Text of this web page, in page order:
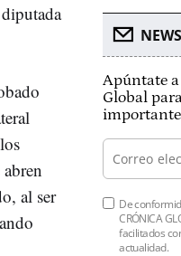
al ser
Apúntate
Global
De
CRÓNICA
facilitados
actualidad.